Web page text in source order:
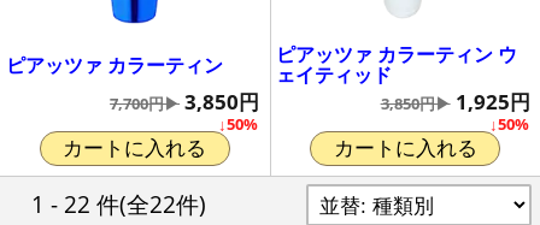
ピアッツァ カラーティン
↓50%
7,700円▶ 3,850円
カートに入れる
ピアッツァ カラーティン ウ
ェイティッド
↓50%
3,850円▶ 1,925円
カートに入れる
1 - 22 件(全22件)